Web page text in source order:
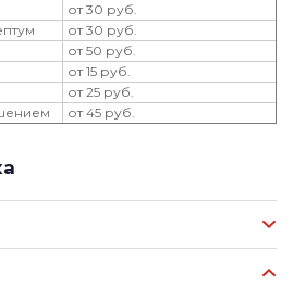
от 30 руб.
от 30 руб.
от 50 руб.
от 15 руб.
от 25 руб.
от 45 руб.